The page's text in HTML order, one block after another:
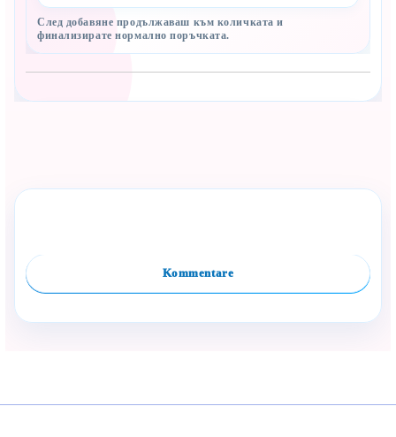
След добавяне продължаваш към количката и
финализирате нормално поръчката.
Kommentare